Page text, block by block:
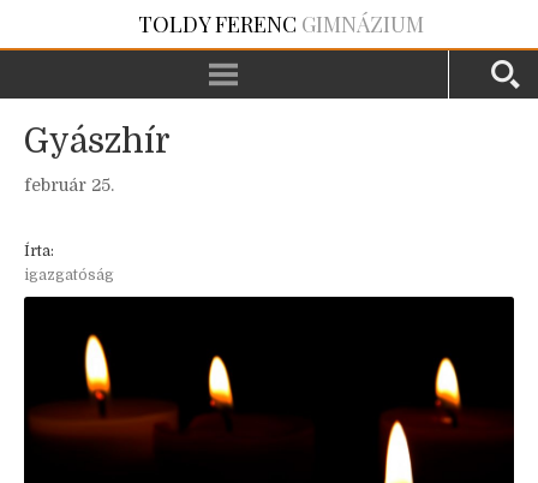
TOLDY FERENC GIMNÁZIUM
Gyászhír
február 25.
Írta:
igazgatóság